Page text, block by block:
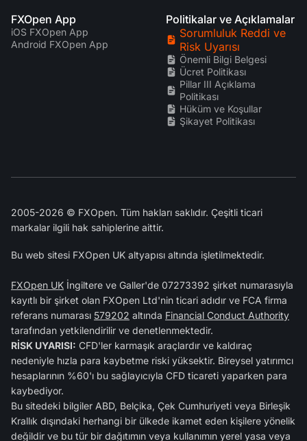
FXOpen App
iOS FXOpen App
Android FXOpen App
Politikalar ve Açıklamalar
Sorumluluk Reddi ve
Risk Uyarısı
Önemli Bilgi Belgesi
Ücret Politikası
Pillar III Açıklama
Politikası
Hüküm ve Koşullar
Şikayet Politikası
2005-2026 © FXOpen. Tüm hakları saklıdır. Çeşitli ticari
markalar ilgili hak sahiplerine aittir.
Bu web sitesi FXOpen UK altyapısı altında işletilmektedir.
FXOpen UK İngiltere ve Galler'de 07273392 şirket numarasıyla
kayıtlı bir şirket olan FXOpen Ltd'nin ticari adıdır ve FCA firma
referans numarası 579202 altında Financial Conduct Authority
tarafından yetkilendirilir ve denetlenmektedir.
RİSK UYARISI: CFD'ler karmaşık araçlardır ve kaldıraç
nedeniyle hızla para kaybetme riski yüksektir. Bireysel yatırımcı
hesaplarının %60'ı bu sağlayıcıyla CFD ticareti yaparken para
kaybediyor.
Bu sitedeki bilgiler ABD, Belçika, Çek Cumhuriyeti veya Birleşik
Krallık dışındaki herhangi bir ülkede ikamet eden kişilere yönelik
değildir ve bu tür bir dağıtımın veya kullanımın yerel yasa veya